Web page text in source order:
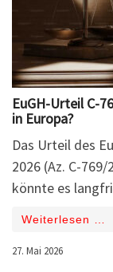
EuGH-Urteil C-
in Europa?
Das Urteil des
2026 (Az. C-
könnte es
Weiterlesen …
27. Mai 2026